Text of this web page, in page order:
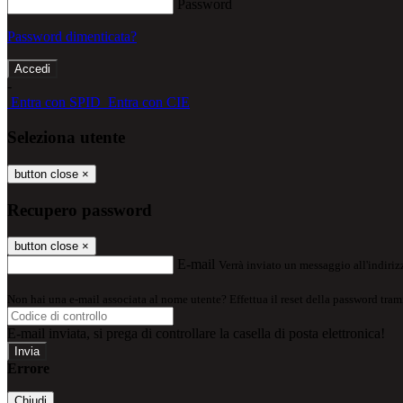
Password
Password dimenticata?
-
Entra con SPID Entra con CIE
Seleziona utente
button close ×
Recupero password
button close ×
E-mail Verrà inviato un messaggio
Non hai una e-mail associata al nome utente? Effettua il reset della password
E-mail inviata, si prega di controllare la casella di posta elettronica!
Errore